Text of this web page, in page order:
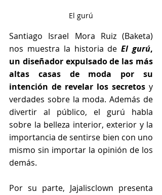
El gurú
Santiago Israel Mora Ruiz (Baketa)
nos muestra la historia de El gurú,
un diseñador expulsado de las más
altas casas de moda por su
intención de revelar los secretos y
verdades sobre la moda. Además de
divertir al público, el gurú habla
sobre la belleza interior, exterior y la
importancia de sentirse bien con uno
mismo sin importar la opinión de los
demás.
Por su parte, Jajalisclown presenta